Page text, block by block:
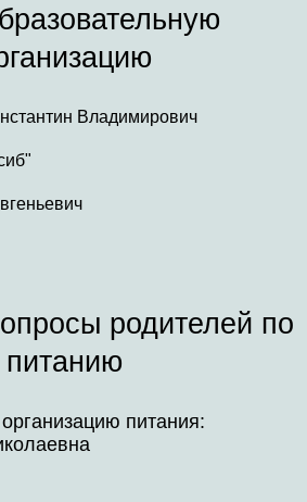
Владимирович
родителей по
питанию
питания: